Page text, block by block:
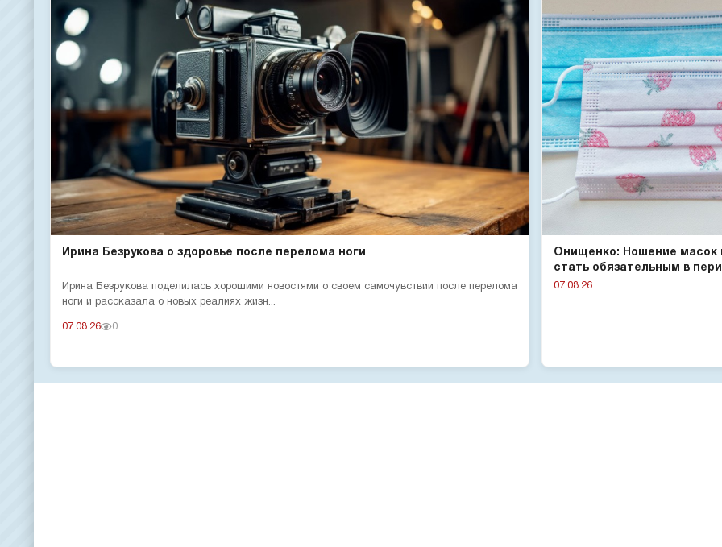
Ирина Безрукова о здоровье после перелома ноги
Ирина Безрукова поделилась хорошими новостями о своем самочувствии после перелома
ноги и рассказала о новых реалиях жизн...
07.08.26 0
Онищенко: Ношение масок
стать обязательным в
07.08.26